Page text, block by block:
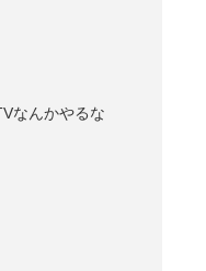
なんかやるな